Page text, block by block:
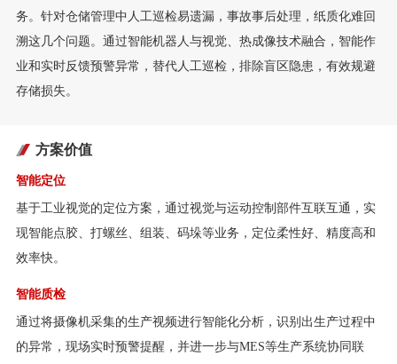
务。针对仓储管理中人工巡检易遗漏，事故事后处理，纸质化难回
溯这几个问题。通过智能机器人与视觉、热成像技术融合，智能作
业和实时反馈预警异常，替代人工巡检，排除盲区隐患，有效规避
存储损失。
方案价值
智能定位
基于工业视觉的定位方案，通过视觉与运动控制部件互联互通，实
现智能点胶、打螺丝、组装、码垛等业务，定位柔性好、精度高和
效率快。
智能质检
通过将摄像机采集的生产视频进行智能化分析，识别出生产过程中
的异常，现场实时预警提醒，并进一步与MES等生产系统协同联